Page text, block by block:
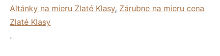
Altánky na mieru Zlaté Klasy, Zárubne na mieru cena
Zlaté Klasy
.